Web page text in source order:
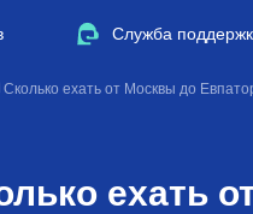
Служба
Сколько ехать от Москвы до
ехать